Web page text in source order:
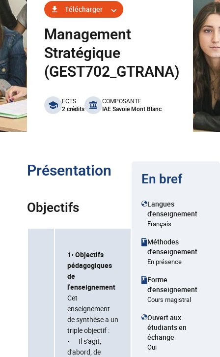
Télécharger
Management
Stratégique
(GEST702_GTRANA)
benefits
ECTS
2 crédits
COMPOSANTE
IAE Savoie Mont Blanc
Présentation
Objectifs
1• Objectifs
pédagogiques
de
l'enseignement
Cet
enseignement
de synthèse a un
triple objectif :
· Il s'agit,
d'abord, de
En bref
Langues
d'enseignement
Français
Méthodes
d'enseignement
En présence
Forme
d'enseignement
Cours magistral
Ouvert aux
étudiants en
échange
Oui